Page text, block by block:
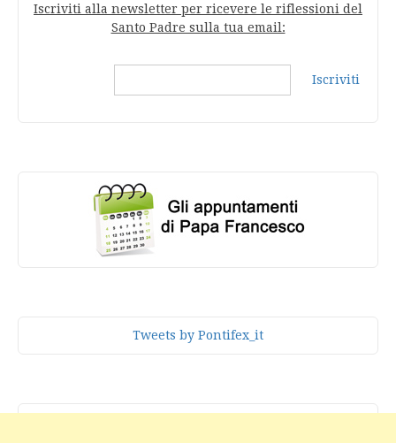
Iscriviti alla newsletter per ricevere le riflessioni del
Santo Padre sulla tua email:
Iscriviti
Tweets by Pontifex_it